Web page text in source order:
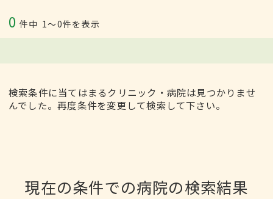
0 件中 1〜0件を表示
検索条件に当てはまるクリニック・病院は見つかりませ
んでした。再度条件を変更して検索して下さい。
現在の条件での病院の検索結果